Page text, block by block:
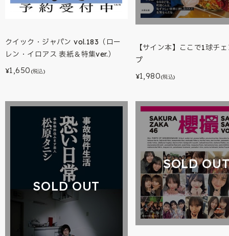
クイック・ジャパン vol.183（ロー
レン・イロアス 表紙＆特集ver.）
¥1,650 (税込)
【サイン本】ここで1球チ
プ
¥1,980(税込)
SOLD OUT
SOLD